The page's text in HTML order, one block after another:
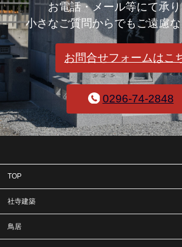
お電話・メール等にて承
小さなご質問からでもご遠慮
お問合せフォームはこ
0296-74-2848
TOP
社寺建築
鳥居